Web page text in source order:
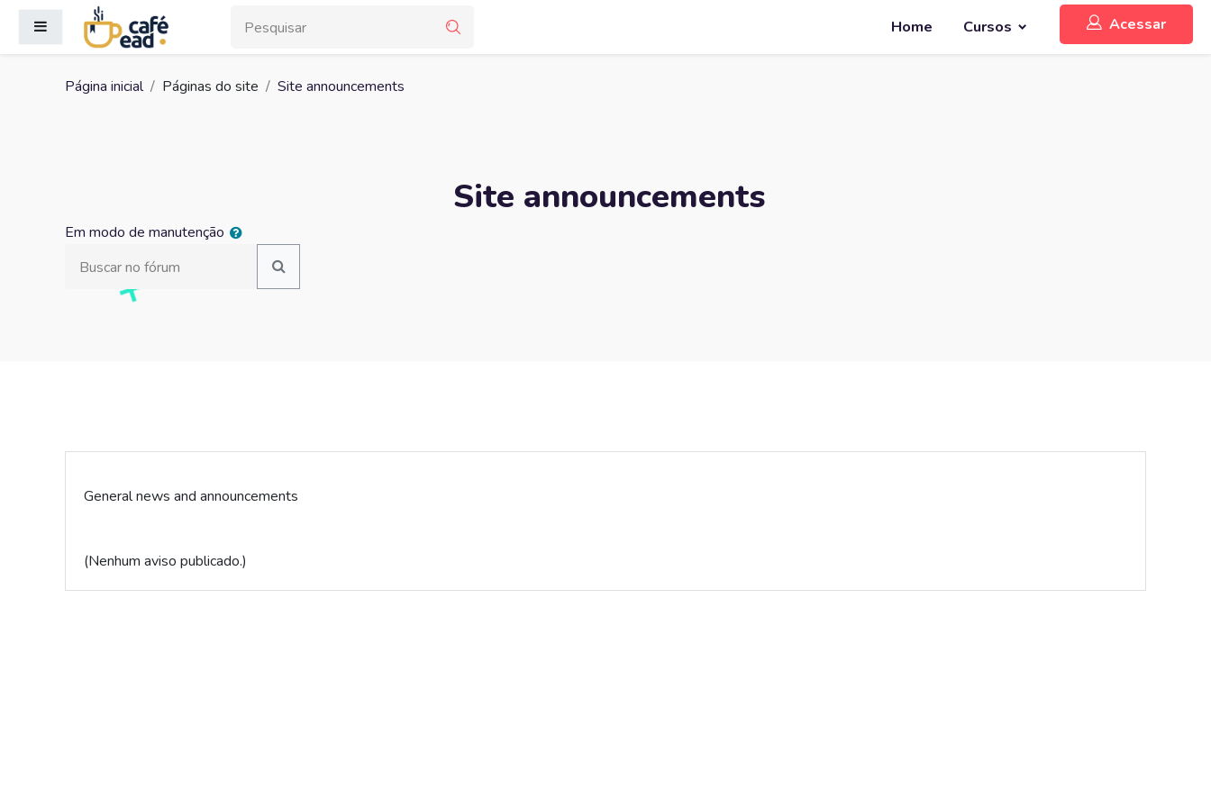
Ir para o conteúdo principal
Painel lateral Home Cursos Acessar
Página inicial Páginas do site Site announcements
Site announcements
Em modo de manutenção
Buscar no fórum Buscar no fórum
General news and announcements
(Nenhum aviso publicado.)